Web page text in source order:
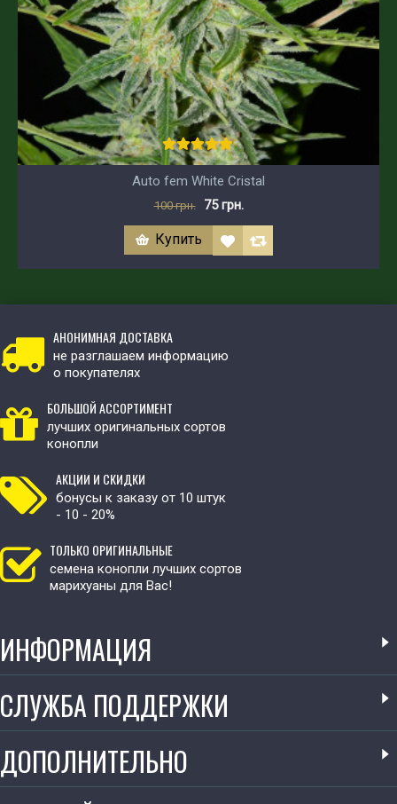
Auto fem White Cristal
100 грн. 75 грн.
Купить
АНОНИМНАЯ ДОСТАВКА
не разглашаем информацию
о покупателях
БОЛЬШОЙ АССОРТИМЕНТ
лучших оригинальных сортов
конопли
АКЦИИ И СКИДКИ
бонусы к заказу от 10 штук
- 10 - 20%
ТОЛЬКО ОРИГИНАЛЬНЫЕ
семена конопли лучших сортов
марихуаны для Вас!
ИНФОРМАЦИЯ
СЛУЖБА ПОДДЕРЖКИ
ДОПОЛНИТЕЛЬНО